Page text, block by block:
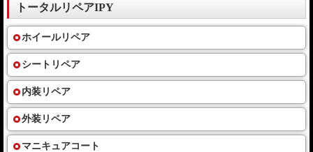
トータルリペアIPY
ホイールリペア
シートリペア
内装リペア
外装リペア
マニキュアコート